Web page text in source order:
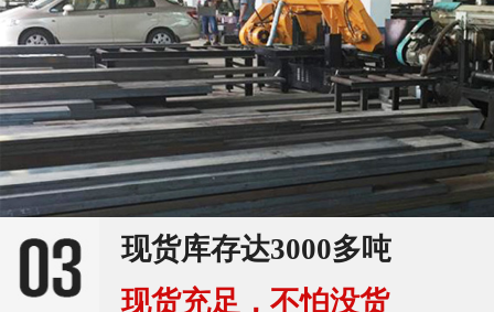
现货库存达3000多吨
现货充足，不怕没货